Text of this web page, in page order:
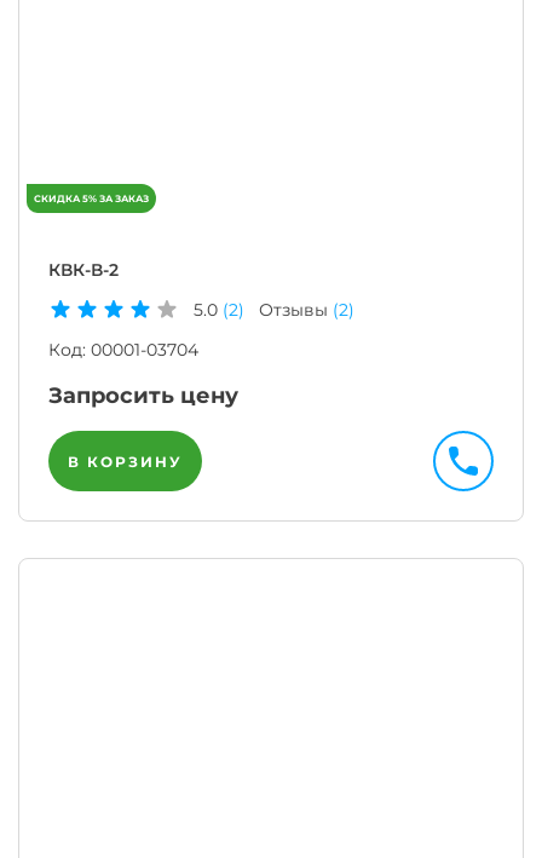
КВК-В-2
5.0 (2) Отзывы (2)
Код: 00001-03704
Запросить цену
В КОРЗИНУ